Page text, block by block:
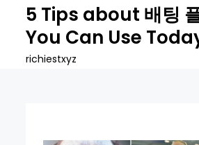
content
5 Tips about 배팅
You Can Use
richiestxyz